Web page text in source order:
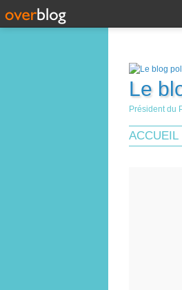
Le
Président du
ACCUEIL